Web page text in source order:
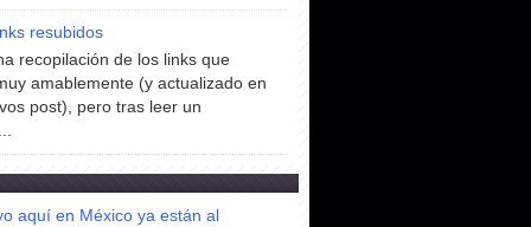
resubidos
recopilación de los links que
amablemente (y actualizado en
post), pero tras leer un
aquí en México ya están al